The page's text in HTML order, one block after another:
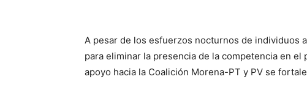
A pesar de los esfuerzos nocturnos de individuos
para eliminar la presencia de la competencia en
apoyo hacia la Coalición Morena-PT y PV se